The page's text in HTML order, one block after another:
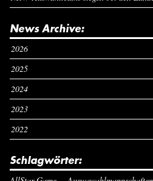
News Archive:
2026
2025
2024
2023
2022
Schlagwörter: